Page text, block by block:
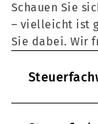
Schauen Sie
– vielleicht ist
Sie dabei. Wir